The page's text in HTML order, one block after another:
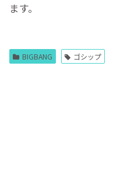
ます。
BIGBANG ゴシップ